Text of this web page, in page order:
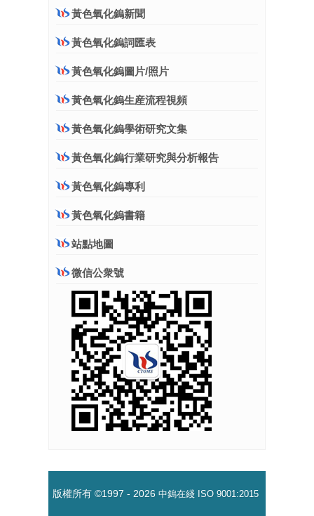
黃色氧化鎢新聞
黃色氧化鎢詞匯表
黃色氧化鎢圖片/照片
黃色氧化鎢生産流程視頻
黃色氧化鎢學術研究文集
黃色氧化鎢行業研究與分析報告
黃色氧化鎢專利
黃色氧化鎢書籍
站點地圖
微信公衆號
版權所有 ©1997 - 2026 中鎢在綫 ISO 9001:2015